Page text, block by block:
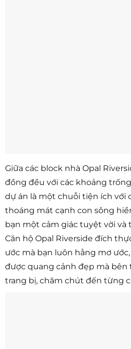
Giữa các block nhà Opal
đồng đều với các khoảng
dự án là một chuỗi tiện ích với
thoáng mát cạnh con sông
bạn một cảm giác tuyệt vời và
Căn hộ Opal Riverside đích
ước mà bạn luôn hằng mơ
được quang cảnh đẹp mà
trang bị, chăm chút đến từng